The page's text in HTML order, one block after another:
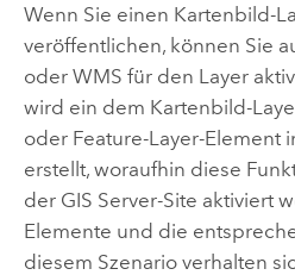
Wenn Sie einen Kartenbild-
veröffentlichen, können Sie
oder WMS für den Layer
wird ein dem Kartenbild-
oder Feature-Layer-Element
erstellt, woraufhin diese
der GIS Server-Site aktiviert
Elemente und die
diesem Szenario verhalten